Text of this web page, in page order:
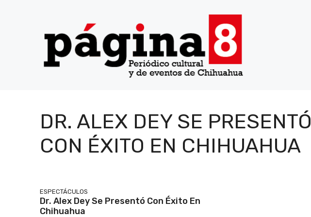
DR. ALEX DEY SE PRESENTÓ
CON ÉXITO EN CHIHUAHUA
ESPECTÁCULOS
Dr. Alex Dey Se Presentó Con Éxito En
Chihuahua